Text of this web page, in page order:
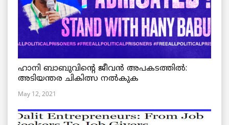
ഹാനി ബാബുവിന്റെ ജീവൻ അപകടത്തിൽ:
അടിയന്തര ചികിത്സ നൽകുക
May 12, 2021